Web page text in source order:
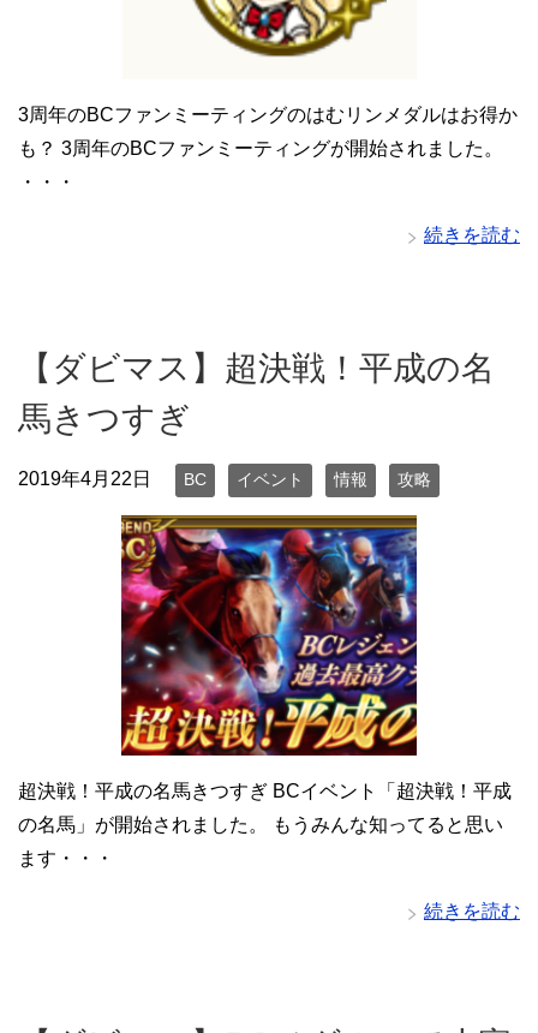
3周年のBCファンミーティングのはむリンメダルはお得か
も？ 3周年のBCファンミーティングが開始されました。
・・・
続きを読む
【ダビマス】超決戦！平成の名
馬きつすぎ
2019年4月22日 BC イベント 情報 攻略
超決戦！平成の名馬きつすぎ BCイベント「超決戦！平成
の名馬」が開始されました。 もうみんな知ってると思い
ます・・・
続きを読む